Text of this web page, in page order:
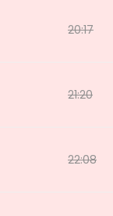
20:17
21:20
22:08